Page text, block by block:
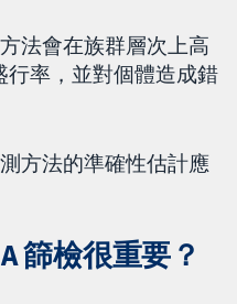
法會在族群層次上高
行率，並對個體造成錯
方法的準確性估計應
篩檢很重要？